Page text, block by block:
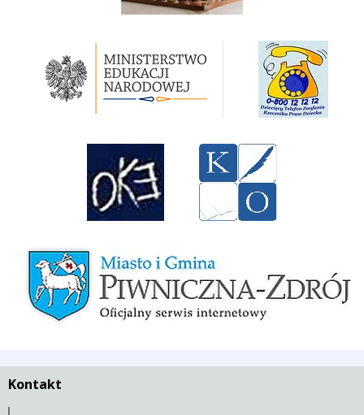
Ministerstwo Edukacji Narodowej Rzecznik Praw Dziecka RP
Okręgowa Komicja Egzaminacyjna w KrakowieKuratorium Oświaty w Krakowie
Miasto i Gmina Piwniczna-Zdrój
Kontakt